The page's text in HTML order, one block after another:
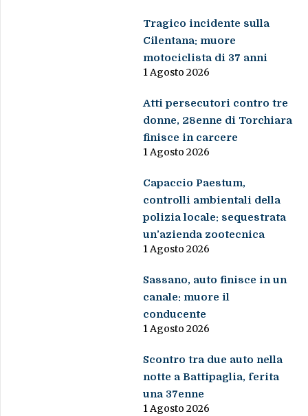
Tragico incidente sulla
Cilentana: muore
motociclista di 37 anni
1 Agosto 2026
Atti persecutori contro tre
donne, 28enne di Torchiara
finisce in carcere
1 Agosto 2026
Capaccio Paestum,
controlli ambientali della
polizia locale: sequestrata
un’azienda zootecnica
1 Agosto 2026
Sassano, auto finisce in un
canale: muore il
conducente
1 Agosto 2026
Scontro tra due auto nella
notte a Battipaglia, ferita
una 37enne
1 Agosto 2026